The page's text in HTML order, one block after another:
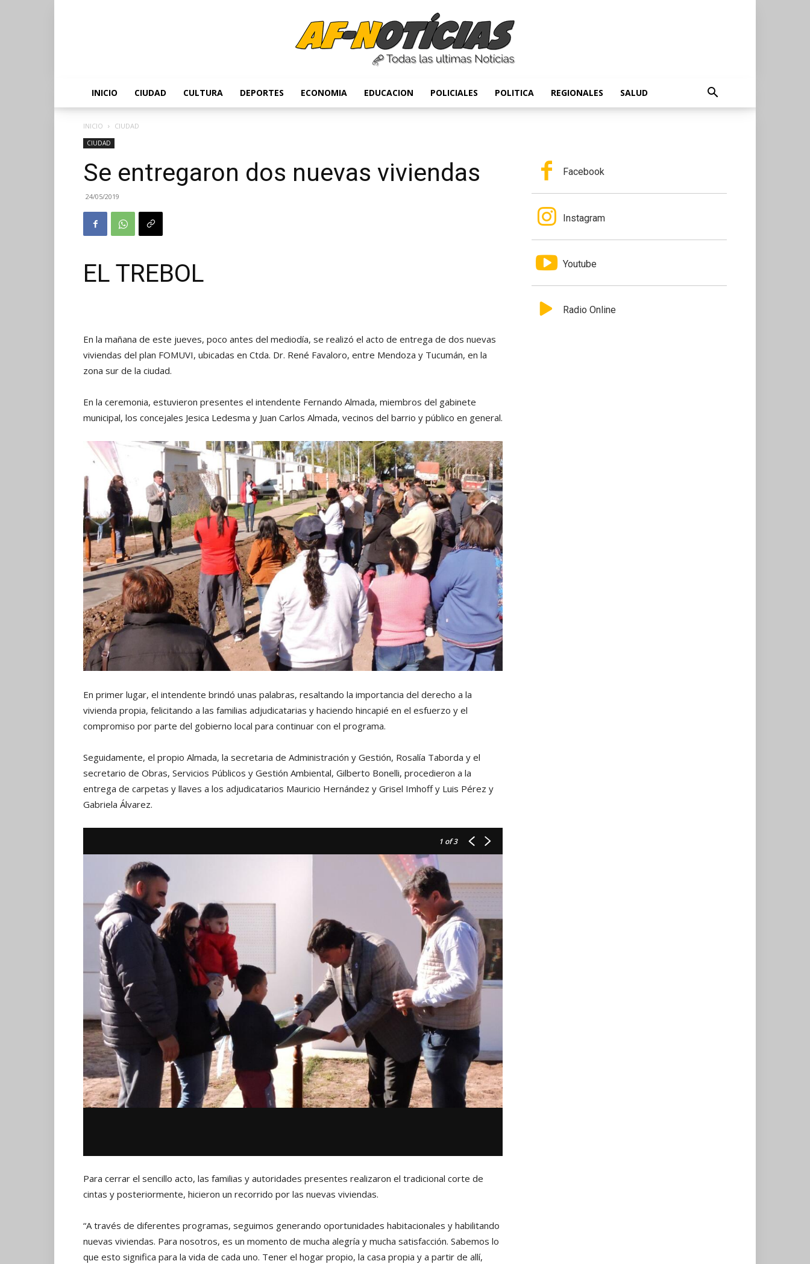
Anyulin
INICIO CIUDAD CULTURA DEPORTES ECONOMIA EDUCACION POLICIALES POLITICA REGIONALES SALUD
INICIO CIUDAD
CIUDAD
Se entregaron dos nuevas viviendas
24/05/2019
EL TREBOL
En la mañana de este jueves, poco antes del mediodía, se realizó el acto de entrega de dos nuevas
viviendas del plan FOMUVI, ubicadas en Ctda. Dr. René Favaloro, entre Mendoza y Tucumán, en la
zona sur de la ciudad.
En la ceremonia, estuvieron presentes el intendente Fernando Almada, miembros del gabinete
municipal, los concejales Jesica Ledesma y Juan Carlos Almada, vecinos del barrio y público en general.
En primer lugar, el intendente brindó unas palabras, resaltando la importancia del derecho a la
vivienda propia, felicitando a las familias adjudicatarias y haciendo hincapié en el esfuerzo y el
compromiso por parte del gobierno local para continuar con el programa.
Seguidamente, el propio Almada, la secretaria de Administración y Gestión, Rosalía Taborda y el
secretario de Obras, Servicios Públicos y Gestión Ambiental, Gilberto Bonelli, procedieron a la
entrega de carpetas y llaves a los adjudicatarios Mauricio Hernández y Grisel Imhoff y Luis Pérez y
Gabriela Álvarez.
1 of 3
Para cerrar el sencillo acto, las familias y autoridades presentes realizaron el tradicional corte de
cintas y posteriormente, hicieron un recorrido por las nuevas viviendas.
“A través de diferentes programas, seguimos generando oportunidades habitacionales y habilitando
nuevas viviendas. Para nosotros, es un momento de mucha alegría y mucha satisfacción. Sabemos lo
que esto significa para la vida de cada uno. Tener el hogar propio, la casa propia y a partir de allí,
Facebook
Instagram
Youtube
Radio Online